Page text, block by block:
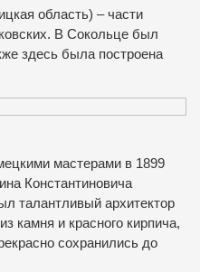
область) – части
В Сокольце был
здесь была построена
мастерами в 1899
Константиновича
талантливый архитектор
камня и красного кирпича,
сохранились до